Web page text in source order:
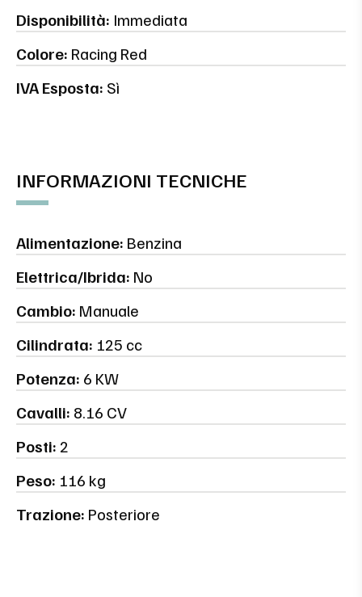
Disponibilità: Immediata
Colore: Racing Red
IVA Esposta: Sì
INFORMAZIONI TECNICHE
Alimentazione: Benzina
Elettrica/Ibrida: No
Cambio: Manuale
Cilindrata: 125 cc
Potenza: 6 KW
Cavalli: 8.16 CV
Posti: 2
Peso: 116 kg
Trazione: Posteriore